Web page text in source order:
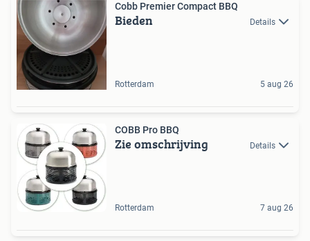
Cobb Premier Compact BBQ
Bieden Details
Rotterdam 5 aug 26
COBB Pro BBQ
Zie omschrijving Details
Rotterdam 7 aug 26